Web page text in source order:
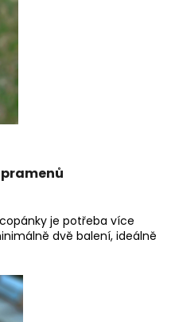
je potřeba více
dvě balení, ideálně